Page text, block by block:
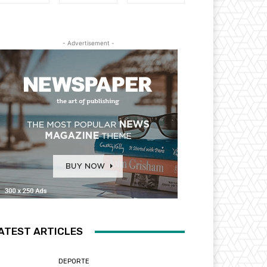
- Advertisement -
ARTICLES
DEPORTE